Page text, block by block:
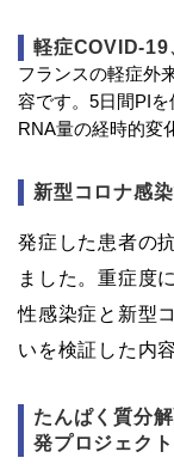
軽症
フランスの軽症外
容です。5日間PI
RNA量の経時的変
新型コロナ感
発症した患者の
ました。重症度
性感染症と新型
いを検証した内
たんぱく質分
発プロジェク